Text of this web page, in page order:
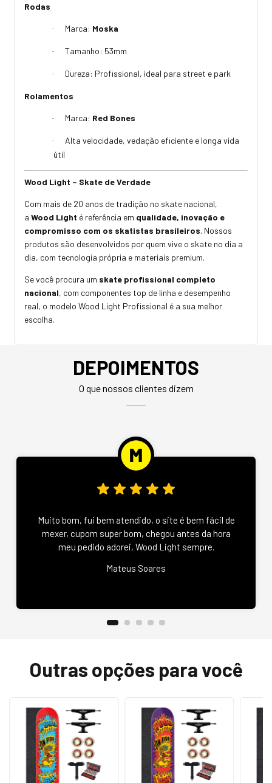
Rodas
· Marca: Moska
· Tamanho: 53mm
· Dureza: Profissional, ideal para street e park
Rolamentos
· Marca: Red Bones
·
Alta velocidade, vedação eficiente e longa vida
útil
Wood Light – Skate de Verdade
Com mais de 20 anos de tradição no skate nacional,
a Wood Light é referência em qualidade, inovação e
compromisso com os skatistas brasileiros. Nossos
produtos são desenvolvidos por quem vive o skate no dia a
dia, com tecnologia própria e materiais premium.
Se você procura um skate profissional completo
nacional, com componentes top de linha e desempenho
real, o modelo Wood Light Profissional é a sua melhor
escolha.
DEPOIMENTOS
O que nossos clientes dizem
Muito bom, fui bem atendido, o site é bem fácil de
mexer, cupom super bom, chegou antes da hora
meu pedido adorei, Wood Light sempre.
Mateus Soares
Outras opções para você